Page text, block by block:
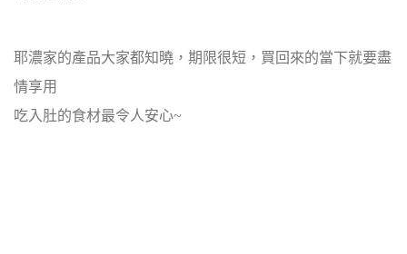
耶濃家的產品大家都知曉，期限很短，買回來的當下就要盡
情享用
吃入肚的食材最令人安心~